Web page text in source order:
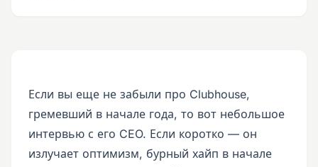
Если вы еще не забыли про Clubhouse,
гремевший в начале года, то вот небольшое
интервью с его CEO. Если коротко — он
излучает оптимизм, бурный хайп в начале